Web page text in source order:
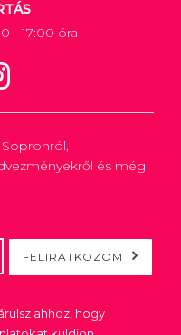
- 17:00 óra
és még
FELIRATKOZOM
ahhoz, hogy